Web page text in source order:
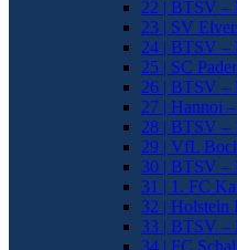
22 | BTSV –
23 | SV
24 | BTSV –
25 | SC
26 | BTSV –
27 | Hannoi
28 | BTSV –
29 | VfL
30 | BTSV –
31 | 1. FC
32 |
33 | BTSV –
34 | FC